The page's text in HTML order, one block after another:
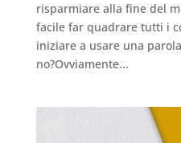
risparmiare alla fine del
facile far quadrare tutti i
iniziare a usare una
no?Ovviamente...